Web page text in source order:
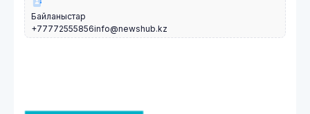
Байланыстар
+77772555856info@newshub.kz